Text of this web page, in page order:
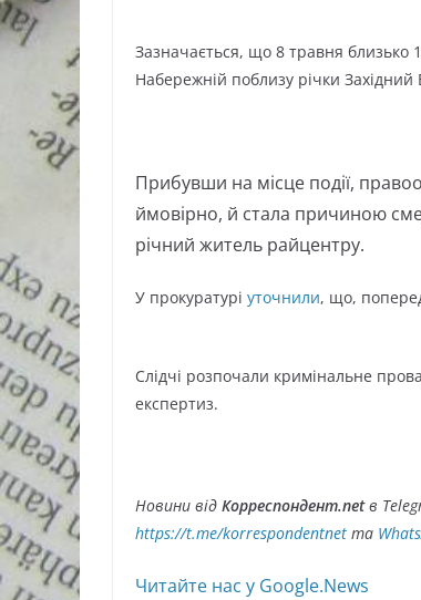
Зазначається, що 8 травня близько
Набережній поблизу річки Західний
Прибувши на місце події,
ймовірно, й стала причиною
річний житель райцентру.
У прокуратурі уточнили, що,
Слідчі розпочали кримінальне
експертиз.
Новини від Корреспондент.netв
https://t.me/korrespondentnet та
Читайте нас у Google.News